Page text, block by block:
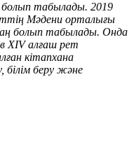
болып табылады. 2019
Мәдени орталығы
болып табылады. Онда
XIV алғаш рет
кітапхана
беру және